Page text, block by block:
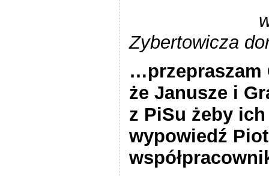
Zybertowicza
…przepraszam
że Janusze i
z PiSu żeby
wypowiedź